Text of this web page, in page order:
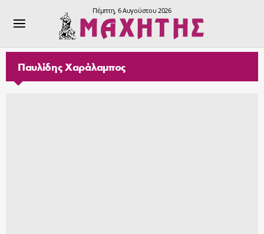
Πέμπτη, 6 Αυγούστου 2026
Παυλίδης Χαράλαμπος